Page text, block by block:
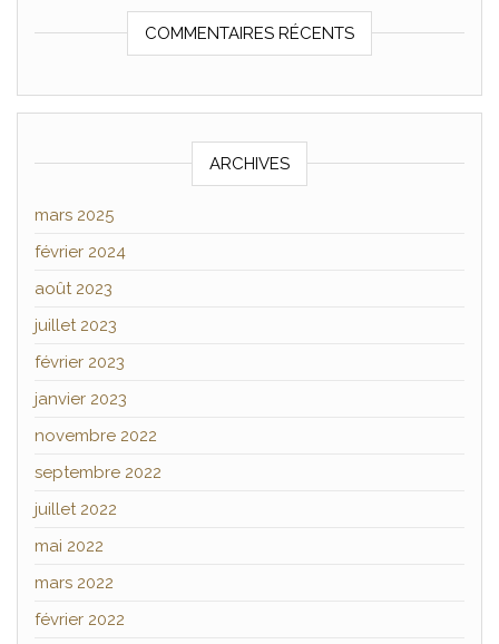
COMMENTAIRES RÉCENTS
ARCHIVES
mars 2025
février 2024
août 2023
juillet 2023
février 2023
janvier 2023
novembre 2022
septembre 2022
juillet 2022
mai 2022
mars 2022
février 2022